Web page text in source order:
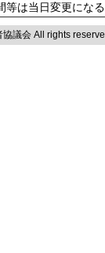
は当日変更にな
議会 All rights